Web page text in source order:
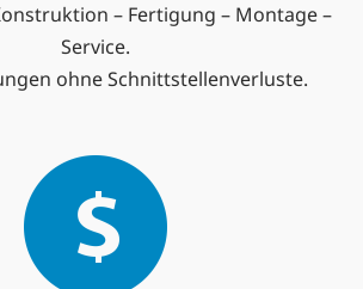
– Fertigung – Montage –
Service.
ohne Schnittstellenverluste.